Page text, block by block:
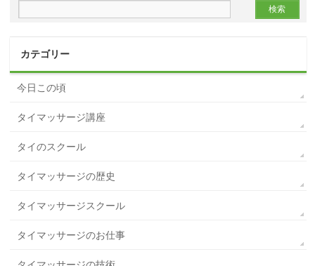
カテゴリー
今日この頃
タイマッサージ講座
タイのスクール
タイマッサージの歴史
タイマッサージスクール
タイマッサージのお仕事